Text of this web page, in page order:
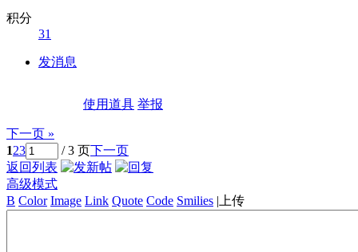
积分
31
发消息
使用道具 举报
下一页 »
123 / 3 页下一页
返回列表
高级模式
B Color Image Link Quote Code Smilies | 上传